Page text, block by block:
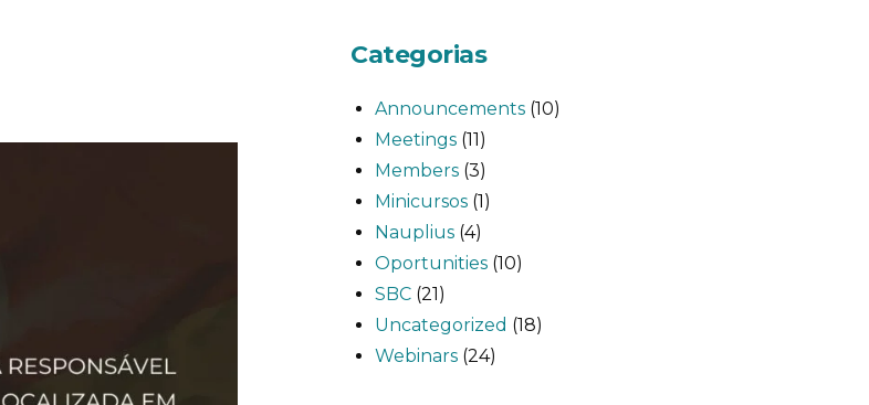
Categorias
Announcements(10)
Meetings(11)
Members(3)
Minicursos(1)
Nauplius(4)
Oportunities(10)
SBC(21)
Uncategorized (18)
Webinars(24)